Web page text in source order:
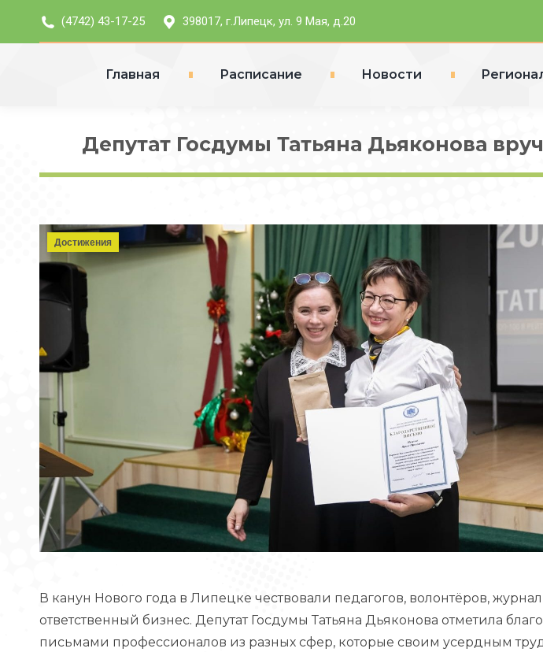
(4742) 43-17-25 398017, г.Липецк, ул. 9 Мая, д.20
Главная Расписание Новости
Депутат Госдумы Татьяна Дьяконова
Достижения
В канун Нового года в Липецке чествовали педагогов, волонтёров,
ответственный бизнес. Депутат Госдумы Татьяна Дьяконова отметила
письмами профессионалов из разных сфер, которые своим усердным